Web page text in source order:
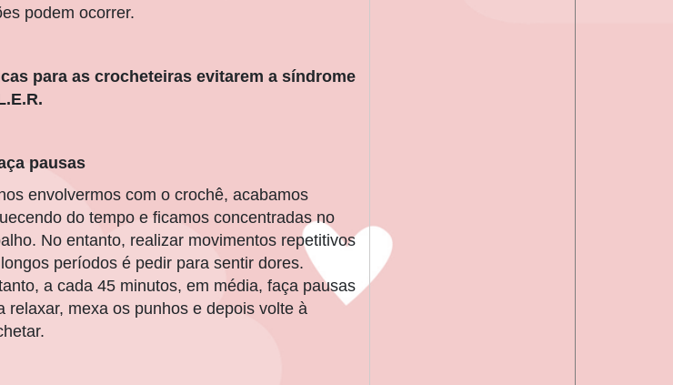
podem ocorrer.
para as crocheteiras evitarem a síndrome
pausas
envolvermos com o crochê, acabamos
do tempo e ficamos concentradas no
No entanto, realizar movimentos repetitivos
períodos é pedir para sentir dores.
a cada 45 minutos, em média, faça pausas
relaxar, mexa os punhos e depois volte à